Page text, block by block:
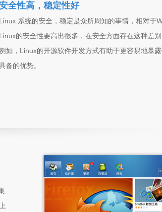
全性高，稳定性好
Linux 系统的安全，稳定是众所周知的事情，相对于
Linux的安全性要高出很多，在安全方面存在这种差别
如，Linux的开源软件开发方式有助于更容易地暴
备的优势。